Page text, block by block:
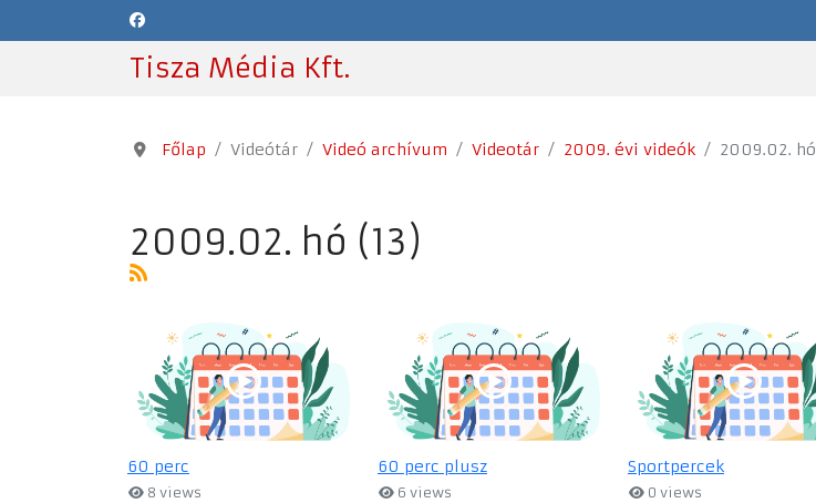
Tisza Média Kft.
Főlap Videótár Videó archívum Videotár 2009. évi videók 2009.02. hó
2009.02. hó (13)
60 perc
8 views
60 perc plusz
6 views
Sportpercek
0 views